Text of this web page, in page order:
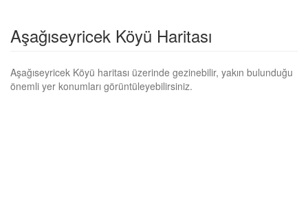
Aşağıseyricek Köyü Haritası
Aşağıseyricek Köyü haritası üzerinde gezinebilir, yakın bulunduğu
önemli yer konumları görüntüleyebilirsiniz.